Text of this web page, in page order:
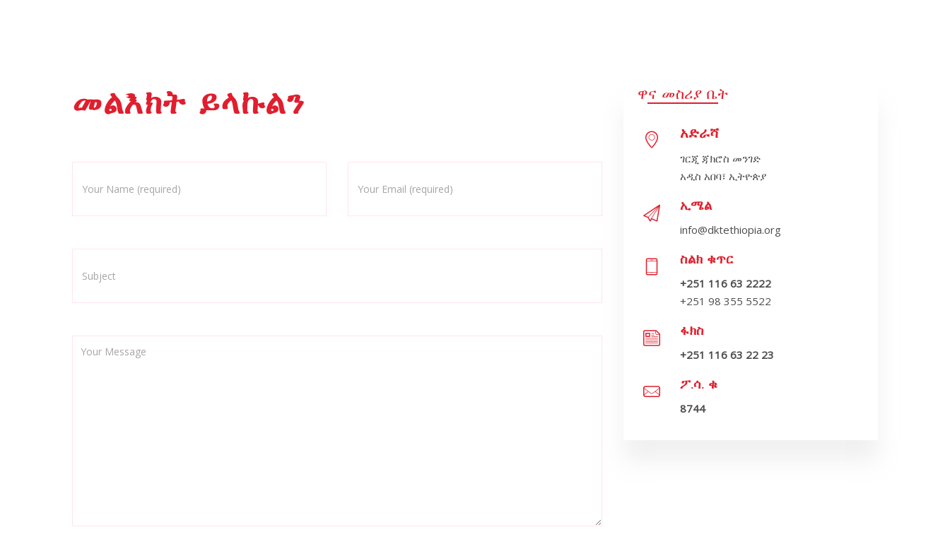
መልእክት ይላኩልን
Your Name (required) Your Email (required)
Subject
ዋና መስሪያ ቤት
አድራሻ
ገርጂ ጃክሮስ መንገድ
አዲስ አበባ፣ ኢትዮጵያ
ኢሜል
info@dktethiopia.org
ስልክ ቁጥር
+251 116 63 2222
+251 98 355 5522
ፋክስ
+251 116 63 22 23
ፖ.ሳ. ቁ
8744